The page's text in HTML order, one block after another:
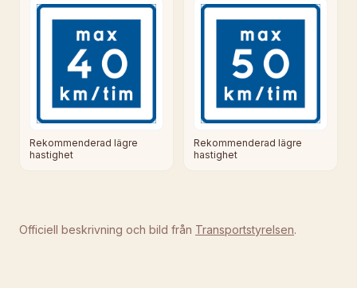
Rekommenderad lägre
hastighet
Rekommenderad lägre
hastighet
Officiell beskrivning och bild från Transportstyrelsen.